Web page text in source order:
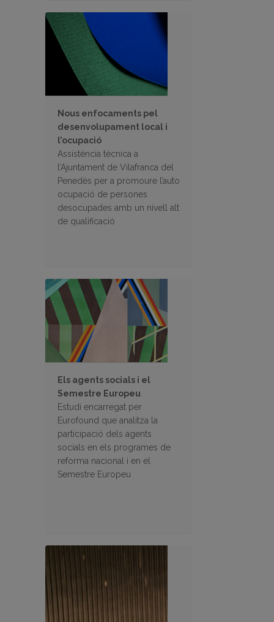
Nous enfocaments pel
desenvolupament local i
l’ocupació
Assistència tècnica a
l’Ajuntament de Vilafranca del
Penedès per a promoure l’auto
ocupació de persones
desocupades amb un nivell alt
de qualificació
Els agents socials i el
Semestre Europeu
Estudi encarregat per
Eurofound que analitza la
participació dels agents
socials en els programes de
reforma nacional i en el
Semestre Europeu